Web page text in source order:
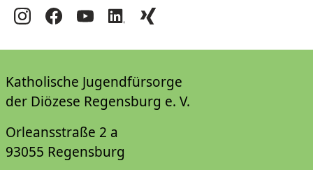
Katholische Jugendfürsorge
der Diözese Regensburg e. V.
Orleansstraße 2 a
93055 Regensburg